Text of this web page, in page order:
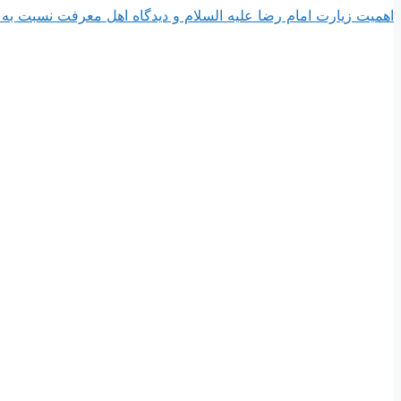
اهمیت زیارت امام رضا علیه السلام و دیدگاه اهل معرفت نسبت